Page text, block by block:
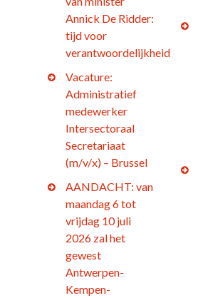
Annick De Ridder:
tijd voor
verantwoordelijkheid
Vacature:
Administratief
medewerker
Intersectoraal
Secretariaat
(m/v/x) – Brussel
AANDACHT: van
maandag 6 tot
vrijdag 10 juli
2026 zal het
gewest
Antwerpen-
Kempen-